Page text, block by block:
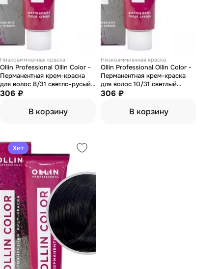
Низкоаммиачная краска
Ollin Professional Ollin Color -
Перманентная крем-краска
для волос 8/31 светло-русый
золотисто-пепельный 60 мл
306 ₽
В корзину
Низкоаммиачная краска
Ollin Professional Ollin Color -
Перманентная крем-краска
для волос 10/31 светлый
блондин золотисто-
306 ₽
В корзину
Хит